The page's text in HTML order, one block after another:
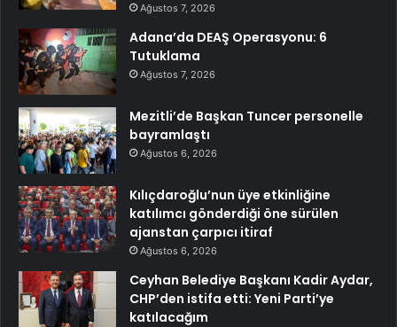
Ağustos 7, 2026
Adana’da DEAŞ Operasyonu: 6
Tutuklama
Ağustos 7, 2026
Mezitli’de Başkan Tuncer personelle
bayramlaştı
Ağustos 6, 2026
Kılıçdaroğlu’nun üye etkinliğine
katılımcı gönderdiği öne sürülen
ajanstan çarpıcı itiraf
Ağustos 6, 2026
Ceyhan Belediye Başkanı Kadir Aydar,
CHP’den istifa etti: Yeni Parti’ye
katılacağım